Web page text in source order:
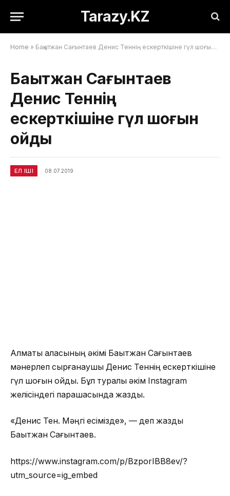
Tarazy.KZ
Home » Бақытжан Сағынтаев Денис Теннің ескерткішіне гүл шоғын қойды
Бақытжан Сағынтаев
Денис Теннің
ескерткішіне гүл шоғын
қойды
ЕЛ ІШІ 08.07.2019
Алматы қаласының әкімі Бақытжан Сағынтаев
мәнерлеп сырғанаушы Денис Теннің ескерткішіне
гүл шоғын қойды. Бұл туралы әкім Instagram
желісіндегі парақшасында жазды.
«Денис Тен. Мәңгі есімізде», — деп жазды
Бақытжан Сағынтаев.
https://www.instagram.com/p/BzporIBB8ev/?
utm_source=ig_embed